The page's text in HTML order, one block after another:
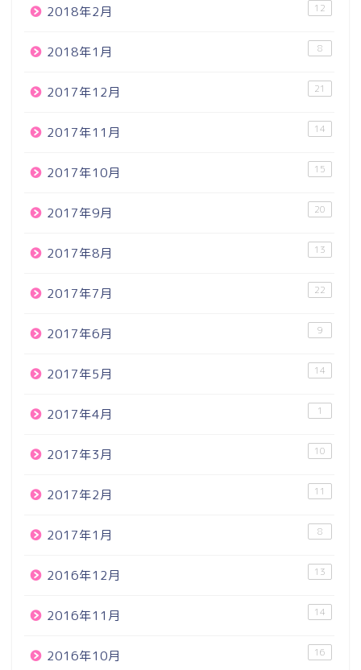
2018年2月 12
2018年1月 8
2017年12月 21
2017年11月 14
2017年10月 15
2017年9月 20
2017年8月 13
2017年7月 22
2017年6月 9
2017年5月 14
2017年4月 1
2017年3月 10
2017年2月 11
2017年1月 8
2016年12月 13
2016年11月 14
2016年10月 16